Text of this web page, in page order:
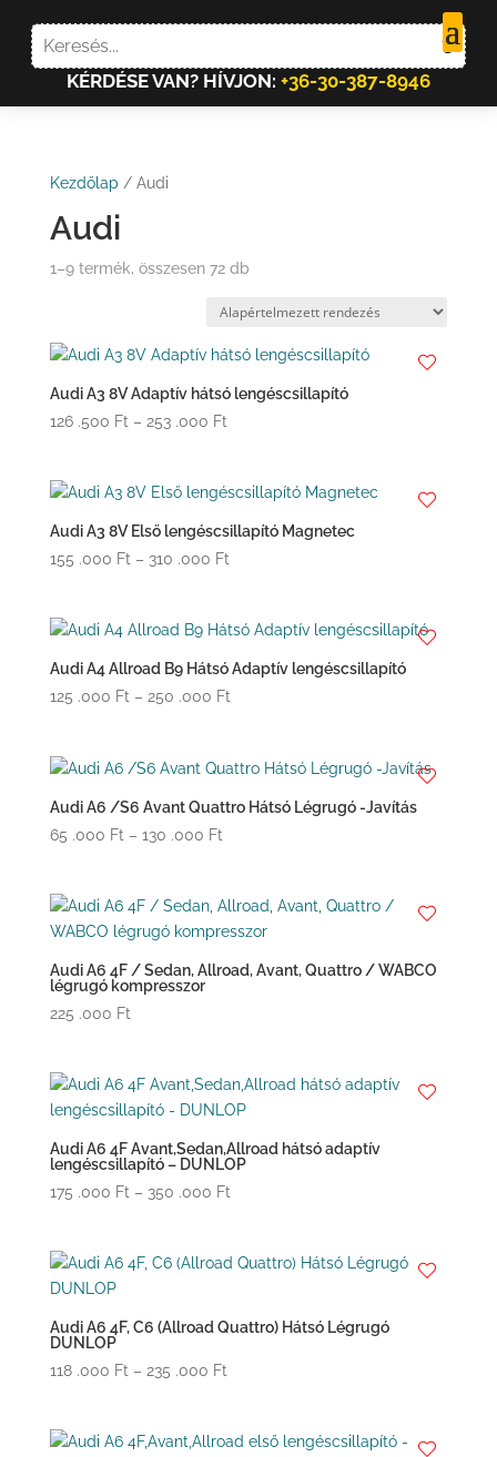
KÉRDÉSE VAN? HÍVJON: +36-30-387-8946
Kezdőlap / Audi
Audi
1–9 termék, összesen 72 db
Audi A3 8V Adaptív hátsó lengéscsillapító
126 .500 Ft – 253 .000 FtÁrtartomány:
-
253
Audi A3 8V Első lengéscsillapító Magnetec
155 .000 Ft – 310 .000 FtÁrtartomány:
-
310
Audi A4 Allroad B9 Hátsó Adaptív lengéscsillapító
125 .000 Ft – 250 .000 FtÁrtartomány:
-
250
Audi A6 /S6 Avant Quattro Hátsó Légrugó -Javítás
65 .000 Ft – 130 .000 FtÁrtartomány:
-
130
.000 Ft
Audi A6 4F / Sedan, Allroad, Avant, Quattro / WABCO
légrugó kompresszor
225 .000 Ft
Audi A6 4F Avant,Sedan,Allroad hátsó adaptív
lengéscsillapító – DUNLOP
175 .000 Ft – 350 .000 FtÁrtartomány:
-
.000 Ft
Audi A6 4F, C6 (Allroad Quattro) Hátsó Légrugó
DUNLOP
118 .000 Ft – 235 .000 FtÁrtartomány:
-